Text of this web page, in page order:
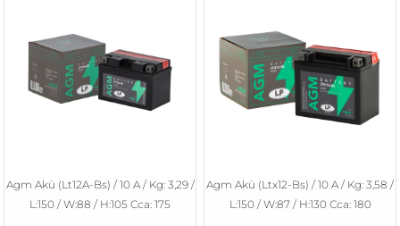
Agm Akü (Lt12A-Bs) / 10 A / Kg: 3,29 /
L:150 / W:88 / H:105 Cca: 175
Agm Akü (Ltx12-Bs) / 10 A / Kg: 3,58 /
L:150 / W:87 / H:130 Cca: 180